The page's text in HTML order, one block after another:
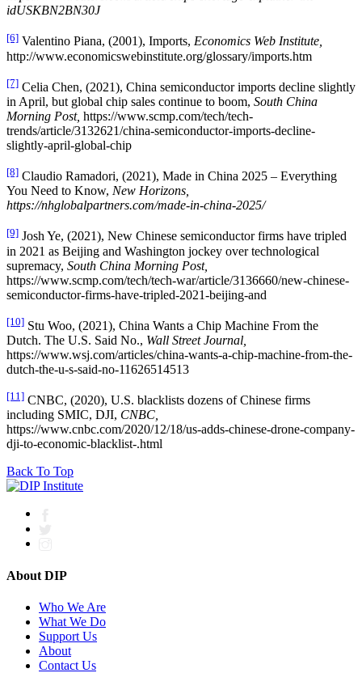
idUSKBN2BN30J
[6] Valentino Piana, (2001), Imports, Economics Web Institute,
http://www.economicswebinstitute.org/glossary/imports.htm
[7] Celia Chen, (2021), China semiconductor imports decline slightly
in April, but global chip sales continue to boom, South China
Morning Post, https://www.scmp.com/tech/tech-
trends/article/3132621/china-semiconductor-imports-decline-
slightly-april-global-chip
[8] Claudio Ramadori, (2021), Made in China 2025 – Everything
You Need to Know, New Horizons,
https://nhglobalpartners.com/made-in-china-2025/
[9] Josh Ye, (2021), New Chinese semiconductor firms have tripled
in 2021 as Beijing and Washington jockey over technological
supremacy, South China Morning Post,
https://www.scmp.com/tech/tech-war/article/3136660/new-chinese-
semiconductor-firms-have-tripled-2021-beijing-and
[10] Stu Woo, (2021), China Wants a Chip Machine From the
Dutch. The U.S. Said No., Wall Street Journal,
https://www.wsj.com/articles/china-wants-a-chip-machine-from-the-
dutch-the-u-s-said-no-11626514513
[11] CNBC, (2020), U.S. blacklists dozens of Chinese firms
including SMIC, DJI, CNBC,
https://www.cnbc.com/2020/12/18/us-adds-chinese-drone-company-
dji-to-economic-blacklist-.html
Back To Top
About DIP
Who We Are
What We Do
Support Us
About
Contact Us